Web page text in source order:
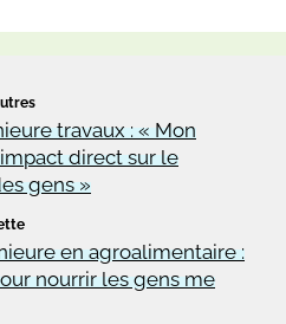
travaux : « Mon
direct sur le
gens »
en agroalimentaire :
nourrir les gens me